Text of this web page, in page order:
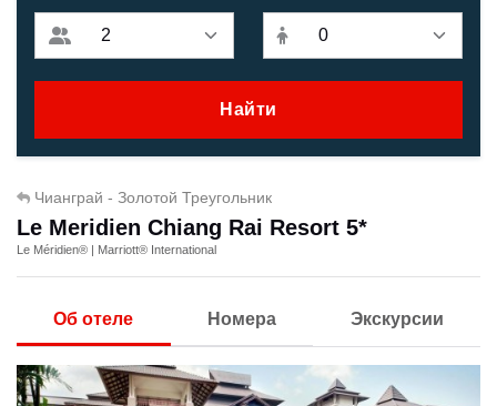
Найти
Чианграй - Золотой Треугольник
Le Meridien Chiang Rai Resort 5*
Le Méridien® | Marriott® International
Об отеле Номера Экскурсии